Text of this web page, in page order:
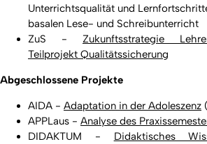
Unterrichtsqualität und
basalen Lese- und Schreibunterricht
ZuS - Zukunftsstrategie
Teilprojekt Qualitätssicherung
Abgeschlossene Projekte
AIDA - Adaptation in der Adoleszenz
APPLaus - Analyse des
DIDAKTUM - Didaktisches